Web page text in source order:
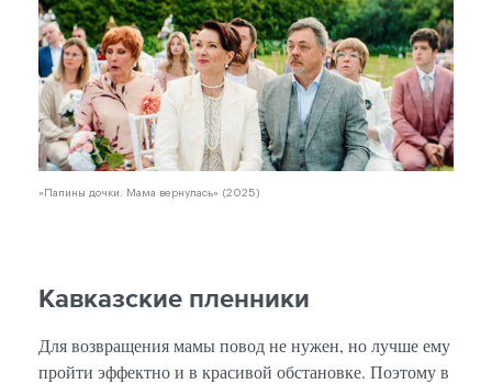
«Папины дочки. Мама вернулась» (2025)
Кавказские пленники
Для возвращения мамы повод не нужен, но лучше ему
пройти эффектно и в красивой обстановке. Поэтому в